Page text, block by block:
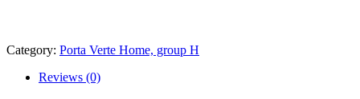
Category: Porta Verte Home, group H
Reviews (0)